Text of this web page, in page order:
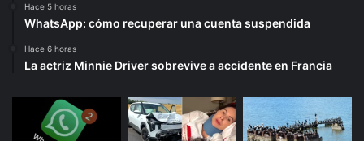
Hace 5 horas
WhatsApp: cómo recuperar una cuenta suspendida
Hace 6 horas
La actriz Minnie Driver sobrevive a accidente en Francia